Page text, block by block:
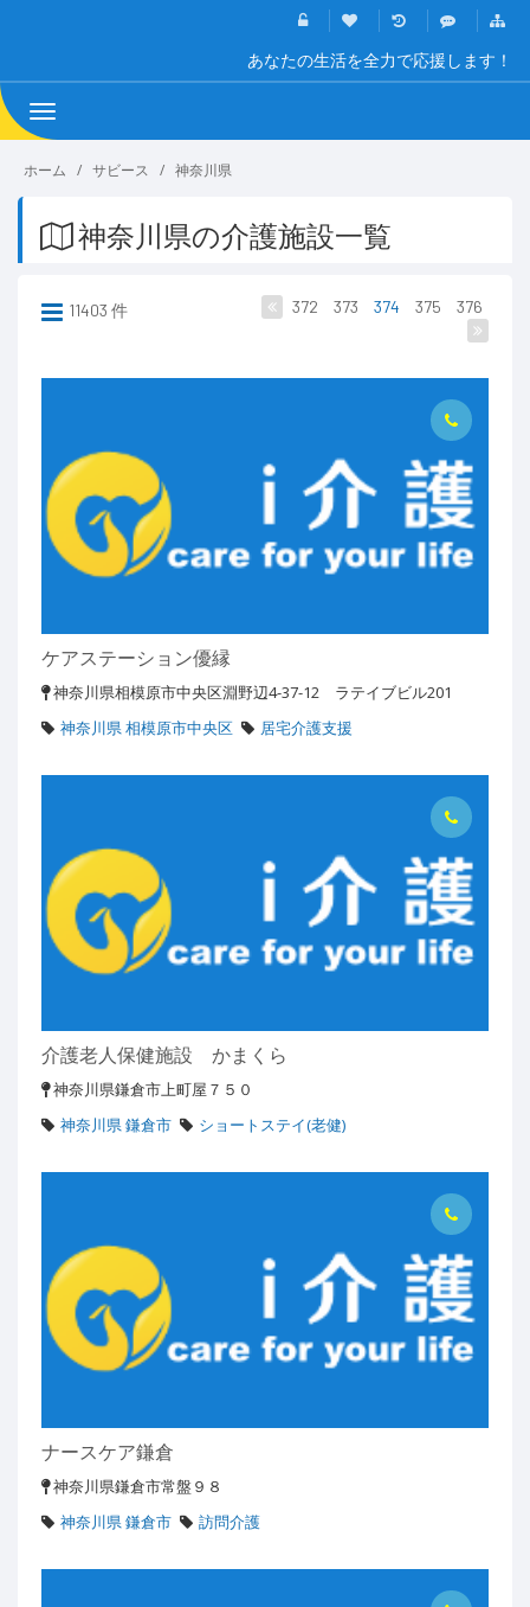
あなたの生活を全力で応援します！
Toggle
navigation
ホーム サビース 神奈川県
神奈川県の介護施設一覧
11403 件 372 373 374 375 376
ケアステーション優縁
神奈川県相模原市中央区淵野辺4-37-12 ラテイブビル201
神奈川県 相模原市中央区
居宅介護支援
介護老人保健施設 かまくら
神奈川県鎌倉市上町屋７５０
神奈川県 鎌倉市
ショートステイ(老健)
ナースケア鎌倉
神奈川県鎌倉市常盤９８
神奈川県 鎌倉市
訪問介護